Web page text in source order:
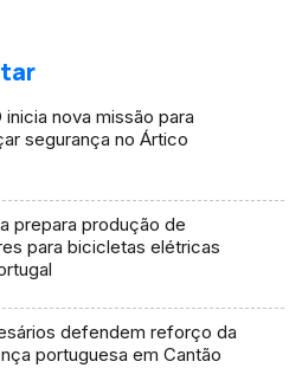
inicia nova missão para
segurança no Ártico
prepara produção de
para bicicletas elétricas
defendem reforço da
portuguesa em Cantão